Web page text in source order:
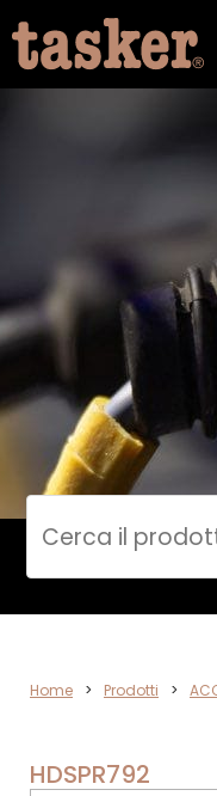
Cerca
Home > Prodotti >
HDSPR792